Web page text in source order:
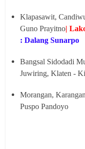
Klapasawit,
Guno Prayitno|
: Dalang Sunarpo
Bangsal Sidodadi
Juwiring, Klaten -
Morangan,
Puspo Pandoyo